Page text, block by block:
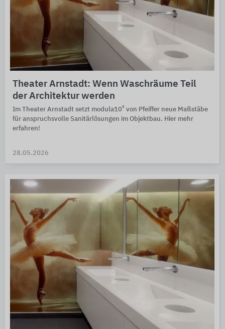
Theater Arnstadt: Wenn Waschräume Teil
der Architektur werden
Im Theater Arnstadt setzt modula10® von Pfeiffer neue Maß­stäbe
für an­spruchs­volle Sanitär­lösungen im Objekt­bau. Hier mehr
erfahren!
28.05.2026